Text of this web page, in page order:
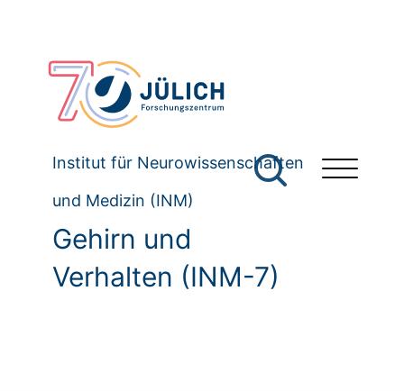
Institut für Neurowissenschaften
und Medizin (INM)
Gehirn und
Verhalten (INM-7)